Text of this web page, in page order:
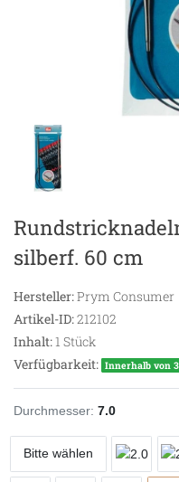
silberf. 60 cm
Hersteller:Prym Consumer
Artikel-ID:212102
Inhalt:1 Stück
Verfügbarkeit: Innerhalb von
Durchmesser: 7.0
Bitte wählen